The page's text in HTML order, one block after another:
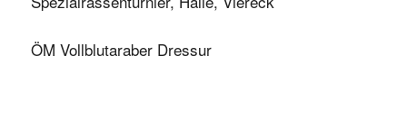
ÖM Vollblutaraber Dressur